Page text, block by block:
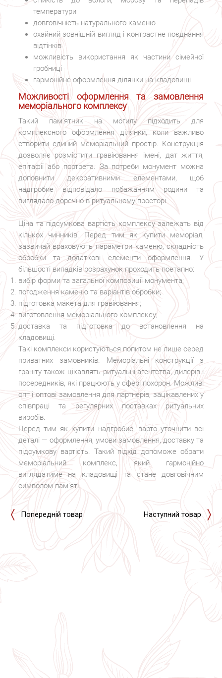
температури
довговічність натурального каменю
охайний зовнішній вигляд і контрастне поєднання
відтінків
можливість використання як частини сімейної
гробниці
гармонійне оформлення ділянки на кладовищі
Можливості оформлення та замовлення
меморіального комплексу
Такий пам’ятник на могилу підходить для
комплексного оформлення ділянки, коли важливо
створити єдиний меморіальний простір. Конструкція
дозволяє розмістити гравіювання імені, дат життя,
епітафії або портрета. За потреби монумент можна
доповнити декоративними елементами, щоб
надгробие відповідало побажанням родини та
виглядало доречно в ритуальному просторі.
Ціна та підсумкова вартість комплексу залежать від
кількох чинників. Перед тим як купити меморіал,
зазвичай враховують параметри каменю, складність
обробки та додаткові елементи оформлення. У
більшості випадків розрахунок проходить поетапно:
вибір форми та загальної композиції монумента;
погодження каменю та варіантів обробки;
підготовка макета для гравіювання;
виготовлення меморіального комплексу;
доставка та підготовка до встановлення на
кладовищі.
Такі комплекси користуються попитом не лише серед
приватних замовників. Меморіальні конструкції з
граніту також цікавлять ритуальні агентства, дилерів і
посередників, які працюють у сфері похорон. Можливі
опт і оптові замовлення для партнерів, зацікавлених у
співпраці та регулярних поставках ритуальних
виробів.
Перед тим як купити надгробие, варто уточнити всі
деталі — оформлення, умови замовлення, доставку та
підсумкову вартість. Такий підхід допоможе обрати
меморіальний комплекс, який гармонійно
виглядатиме на кладовищі та стане довговічним
символом пам’яті.
Попередній товар Наступний товар